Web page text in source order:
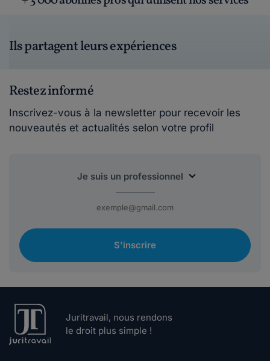
Ils partagent leurs expériences
Restez informé
Inscrivez-vous à la newsletter pour recevoir les
nouveautés et actualités selon votre profil
S'inscrire
Juritravail, nous rendons
le droit plus simple !